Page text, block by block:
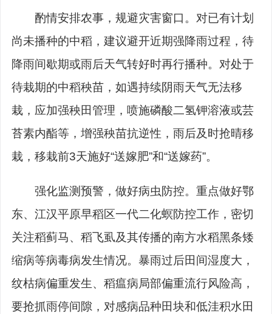
酌情安排农事，规避灾害窗口。 对已有计划
尚未播种的中稻，建议避开近期强降雨过程，待
降雨间歇期或雨后天气转好时再行播种。对处于
待栽期的中稻秧苗，如遇持续阴雨天气无法移
栽，应加强秧田管理，喷施磷酸二氢钾溶液或芸
苔素内酯等，增强秧苗抗逆性，雨后及时抢晴移
栽，移栽前3天施好“送嫁肥”和“送嫁药”。
强化监测预警，做好病虫防控。 重点做好鄂
东、江汉平原早稻区一代二化螟防控工作，密切
关注稻蓟马、稻飞虱及其传播的南方水稻黑条矮
缩病等病毒病发生情况。暴雨过后田间湿度大，
纹枯病偏重发生、稻瘟病局部偏重流行风险高，
要抢抓雨停间隙，对感病品种田块和低洼积水田